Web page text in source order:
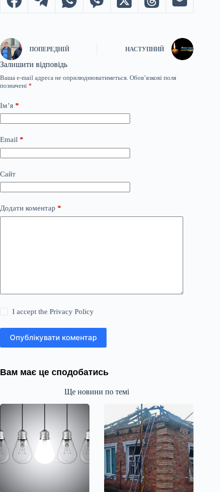
ПОПЕРЕДНІЙ НАСТУПНИЙ
Залишити відповідь
Ваша e-mail адреса не оприлюднюватиметься. Обов’язкові поля
позначені *
Ім’я *
Email *
Сайт
Додати коментар *
I accept thePrivacy Policy
Опублікувати коментар
Вам має це сподобатись
Ще новини по темі